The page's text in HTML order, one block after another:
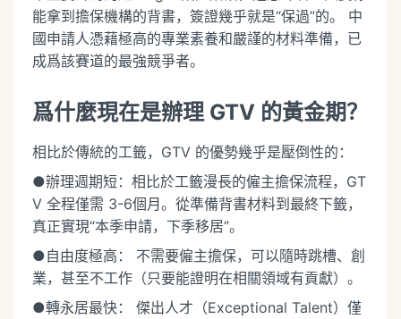
能拿到擔保機構的背書，簽證幾乎就是“保過”的。 中
國申請人憑藉極高的專業素養和嚴謹的材料準備，已
成爲該賽道的最強競爭者。
爲什麼現在是辦理 GTV 的黃金期？
相比於傳統的工籤，GTV 的優勢幾乎是壓倒性的：
●辦理週期短：相比於工籤漫長的僱主擔保流程，GT
V 全程僅需 3-6個月。從準備背書材料到最終下籤，
真正實現“本季申請，下季移居”。
●自由度極高： 不需要僱主擔保，可以隨時跳槽、創
業，甚至不工作（只要能證明在相關領域有貢獻）。
●轉永居最快： 傑出人才（Exceptional Talent）僅